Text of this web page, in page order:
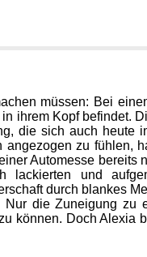
müssen: Bei
ihrem Kopf befindet.
die sich auch heute
zu fühlen,
Automesse bereits
und
durch blankes
die Zuneigung zu
können. Doch Alexia